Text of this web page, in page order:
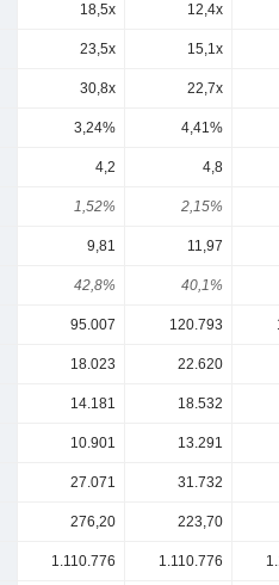
18,5x 12,4x
23,5x 15,1x
30,8x 22,7x
3,24% 4,41%
4,2 4,8
1,52% 2,15%
9,81 11,97
42,8% 40,1%
95.007 120.793
18.023 22.620
14.181 18.532
10.901 13.291
27.071 31.732
276,20 223,70
1.110.776 1.110.776